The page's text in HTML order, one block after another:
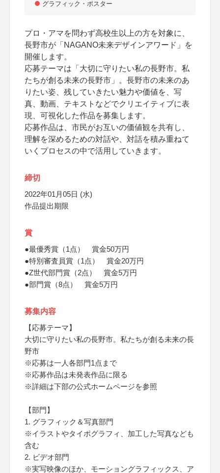
グラフィック・ポスター
プロ・アマを問わず高校生以上の方を対象に、
長野市が「NAGANO未来デザインアワード」を
開催します。
応募テーマは「大切に守りたい私の長野市。私
たちが創る未来の長野市」。長野市の未来のあ
りたい姿、残していきたい魅力や価値を、写
真、動画、テキストなどでクリエイティブに表
現、可視化した作品を募集します。
応募作品は、市民がお互いの価値観を共有し、
理解を深めるための対話や、対話を積み重ねて
いくプロセスの中で活用していきます。
締切
2022年01月05日 (水)
作品提出期限
賞
●最優秀賞（1点） 賞金50万円
●特別審査員賞（1点） 賞金20万円
●Z世代部門賞（2点） 賞金5万円
●部門賞（8点） 賞金5万円
募集内容
【応募テーマ】
大切に守りたい私の長野市。私たちが創る未来の長
野市
※応募は一人各部門1点まで
※応募作品は未発表作品に限る
※詳細は下部の公式ホームページを参照
【部門】
1. グラフィック＆写真部門
※イラストやタイポグラフィ、加工した写真なども
含む
2. ビデオ部門
※実写映像のほか、モーショングラフィックス、ア